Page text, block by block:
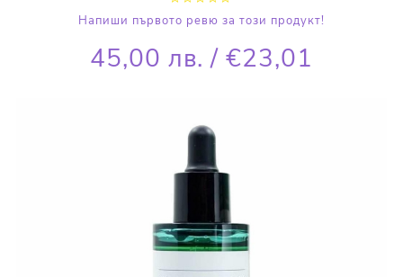
Напиши първото ревю за този продукт!
45,00 лв. / €23,01